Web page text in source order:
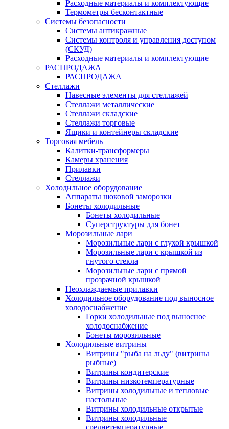
Расходные материалы и комплектующие
Термометры бесконтактные
Системы безопасности
Системы антикражные
Системы контроля и управления доступом
(СКУД)
Расходные материалы и комплектующие
РАСПРОДАЖА
РАСПРОДАЖА
Стеллажи
Навесные элементы для стеллажей
Стеллажи металлические
Стеллажи складские
Стеллажи торговые
Ящики и контейнеры складские
Торговая мебель
Калитки-трансформеры
Камеры хранения
Прилавки
Стеллажи
Холодильное оборудование
Аппараты шоковой заморозки
Бонеты холодильные
Бонеты холодильные
Суперструктуры для бонет
Морозильные лари
Морозильные лари с глухой крышкой
Морозильные лари с крышкой из
гнутого стекла
Морозильные лари с прямой
прозрачной крышкой
Неохлаждаемые прилавки
Холодильное оборудование под выносное
холодоснабжение
Горки холодильные под выносное
холодоснабжение
Бонеты морозильные
Холодильные витрины
Витрины "рыба на льду" (витрины
рыбные)
Витрины кондитерские
Витрины низкотемпературные
Витрины холодильные и тепловые
настольные
Витрины холодильные открытые
Витрины холодильные
среднетемпературные